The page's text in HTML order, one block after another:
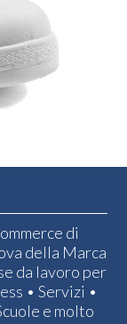
di
della Marca
da lavoro per
• Servizi •
e molto